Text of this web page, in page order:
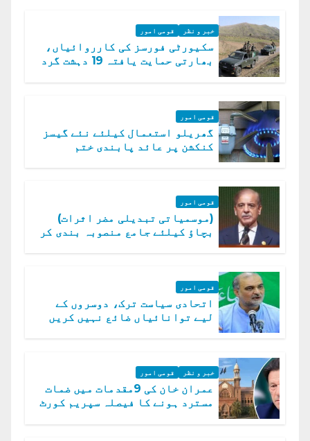
خبر و نظر قومی امور
سکیورٹی فورسز کی کارروائیاں،
بھارتی حمایت یافتہ 19 دہشت گرد
قومی امور
گھریلو استعمال کیلئے نئے گیسز
کنکشن پر عائد پابندی ختم
قومی امور
(موسمیاتی تبدیلی مضر اثرات)
بچاؤ کیلئے جامع منصوبہ بندی کر
قومی امور
اتحادی سیاست ترک، دوسروں کے
لیے توانائیاں ضائع نہیں کریں
خبر و نظر قومی امور
عمران خان کی 9مقدمات میں ضمات
مسترد ہونے کا فیصلہ سپریم کورٹ